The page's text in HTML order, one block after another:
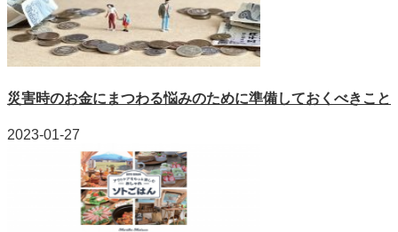
災害時のお金にまつわる悩みのために準備しておくべきこと
2023-01-27